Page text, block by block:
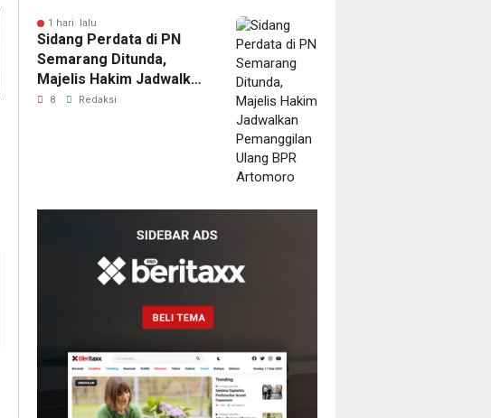
1 hari lalu
Sidang Perdata di PN
Semarang Ditunda,
Majelis Hakim Jadwalkan
Pemanggilan Ulang BPR
8 Redaksi
Ditemukan
Meninggal